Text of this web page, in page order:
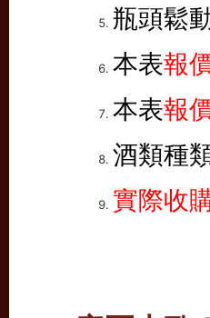
瓶頭鬆
本表報
本表報
酒類種
實際收